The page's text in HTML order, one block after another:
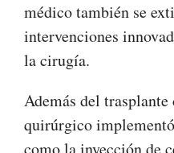
médico también se
intervenciones
la cirugía.
Además del
quirúrgico